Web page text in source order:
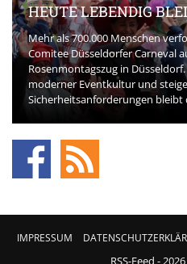
HEUTE LEBENDIG
Mehr als 700.000 Menschen
Comitee Düsseldorfer Carneval
Rosenmontagszug in
moderner Eventkultur und
Sicherheitsanforderungen bleibt
IMPRESSUM
RSS-Feed -